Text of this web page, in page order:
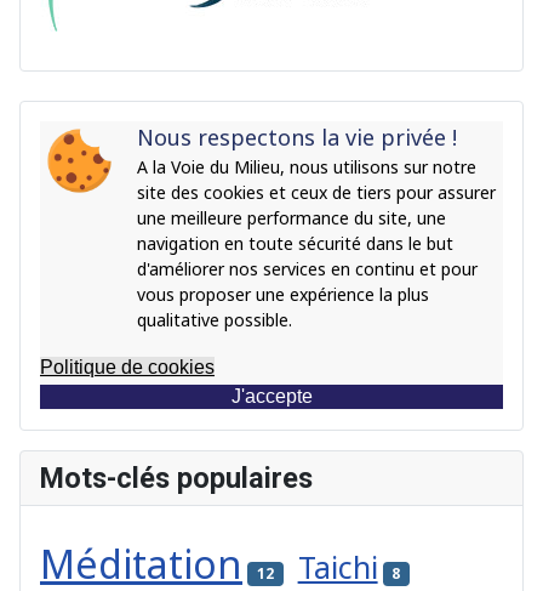
Nous respectons la vie privée !
A la Voie du Milieu, nous utilisons sur notre
site des cookies et ceux de tiers pour assurer
une meilleure performance du site, une
navigation en toute sécurité dans le but
d'améliorer nos services en continu et pour
vous proposer une expérience la plus
qualitative possible.
Politique de cookies
J'accepte
Mots-clés populaires
Méditation 12 Taichi 8